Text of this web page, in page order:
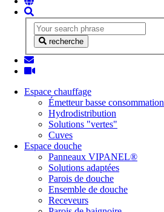
recherche
Espace chauffage
Émetteur basse consommation
Hydrodistribution
Solutions "vertes"
Cuves
Espace douche
Panneaux VIPANEL®
Solutions adaptées
Parois de douche
Ensemble de douche
Receveurs